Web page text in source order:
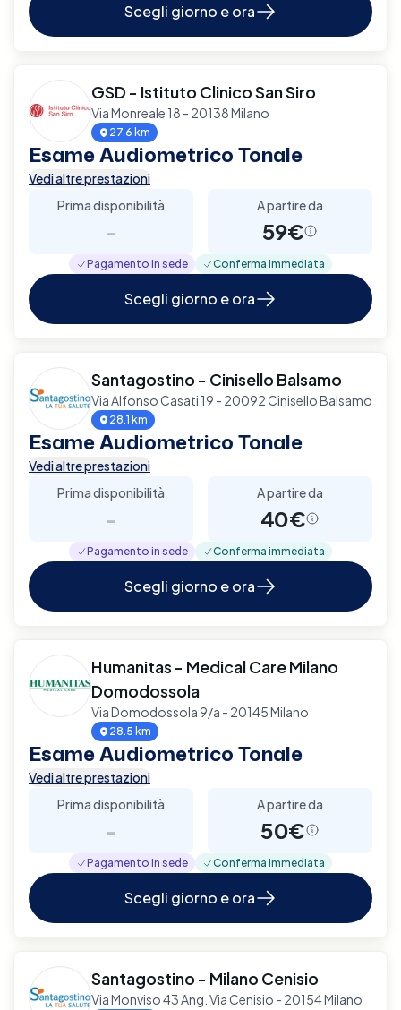
Scegli giorno e ora
GSD - Istituto Clinico San Siro
Via Monreale 18 - 20138 Milano
27.6 km
Esame Audiometrico Tonale
Vedi altre prestazioni
Prima disponibilità
-
A partire da
59€
Pagamento in sede Conferma immediata
Scegli giorno e ora
Santagostino - Cinisello Balsamo
Via Alfonso Casati 19 - 20092 Cinisello Balsamo
28.1 km
Esame Audiometrico Tonale
Vedi altre prestazioni
Prima disponibilità
-
A partire da
40€
Pagamento in sede Conferma immediata
Scegli giorno e ora
Humanitas - Medical Care Milano
Domodossola
Via Domodossola 9/a - 20145 Milano
28.5 km
Esame Audiometrico Tonale
Vedi altre prestazioni
Prima disponibilità
-
A partire da
50€
Pagamento in sede Conferma immediata
Scegli giorno e ora
Santagostino - Milano Cenisio
Via Monviso 43 Ang. Via Cenisio - 20154 Milano